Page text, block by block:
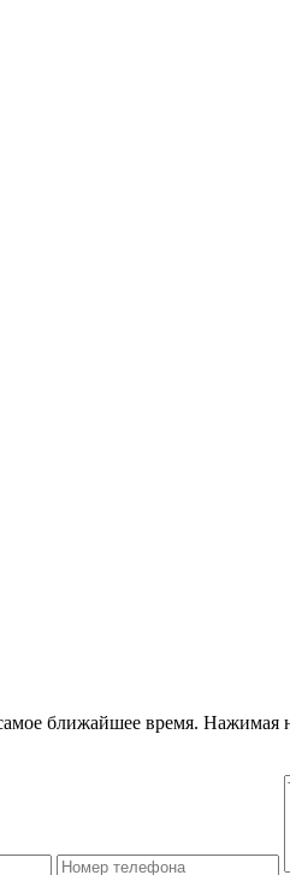
ближайшее время. Нажимая